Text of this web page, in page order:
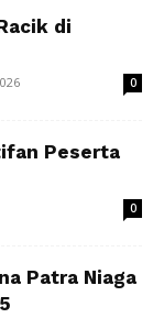
di
0
Peserta
0
Patra Niaga